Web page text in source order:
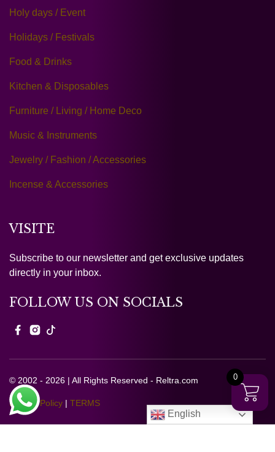
Holy days / Event
Holidays / Festivals
Food & Drinks
Kitchen & Disposables
Furniture / Living / Home Deco
Music & Instruments
Jewelry / Fashion / Accessories
Incense & Accessories
VISITE
Subscribe to our newsletter and get exclusive updates
directly in your inbox.
FOLLOW US ON SOCIALS
© 2002 - 2026 | All Rights Reserved - Reltra.com
Privacy Policy | TERMS
English
0